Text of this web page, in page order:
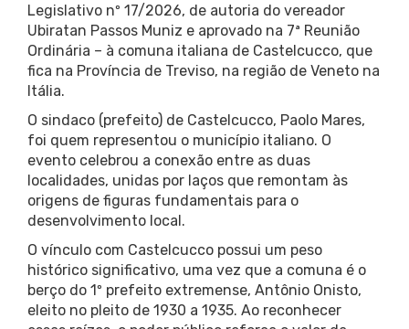
Legislativo nº 17/2026, de autoria do vereador
Ubiratan Passos Muniz e aprovado na 7ª Reunião
Ordinária – à comuna italiana de Castelcucco, que
fica na Província de Treviso, na região de Veneto na
Itália.
O sindaco (prefeito) de Castelcucco, Paolo Mares,
foi quem representou o município italiano. O
evento celebrou a conexão entre as duas
localidades, unidas por laços que remontam às
origens de figuras fundamentais para o
desenvolvimento local.
O vínculo com Castelcucco possui um peso
histórico significativo, uma vez que a comuna é o
berço do 1º prefeito extremense, Antônio Onisto,
eleito no pleito de 1930 a 1935. Ao reconhecer